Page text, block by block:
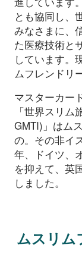
とも協同し、
みなさまに、
た医療技術と
しています。
ムフレンドリ
マスターカー
「世界スリ
GMTI)」はム
の。その非イ
年、ドイツ、
を抑えて、英
しました。
ムスリム